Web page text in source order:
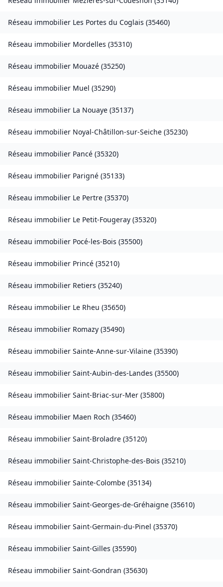
Réseau immobilier Les Portes du Coglais (35460)
Réseau immobilier Mordelles (35310)
Réseau immobilier Mouazé (35250)
Réseau immobilier Muel (35290)
Réseau immobilier La Nouaye (35137)
Réseau immobilier Noyal-Châtillon-sur-Seiche (35230)
Réseau immobilier Pancé (35320)
Réseau immobilier Parigné (35133)
Réseau immobilier Le Pertre (35370)
Réseau immobilier Le Petit-Fougeray (35320)
Réseau immobilier Pocé-les-Bois (35500)
Réseau immobilier Princé (35210)
Réseau immobilier Retiers (35240)
Réseau immobilier Le Rheu (35650)
Réseau immobilier Romazy (35490)
Réseau immobilier Sainte-Anne-sur-Vilaine (35390)
Réseau immobilier Saint-Aubin-des-Landes (35500)
Réseau immobilier Saint-Briac-sur-Mer (35800)
Réseau immobilier Maen Roch (35460)
Réseau immobilier Saint-Broladre (35120)
Réseau immobilier Saint-Christophe-des-Bois (35210)
Réseau immobilier Sainte-Colombe (35134)
Réseau immobilier Saint-Georges-de-Gréhaigne (35610)
Réseau immobilier Saint-Germain-du-Pinel (35370)
Réseau immobilier Saint-Gilles (35590)
Réseau immobilier Saint-Gondran (35630)